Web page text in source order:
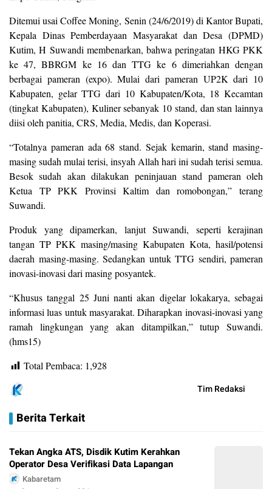
Ditemui usai Coffee Moning, Senin (24/6/2019) di Kantor Bupati,
Kepala Dinas Pemberdayaan Masyarakat dan Desa (DPMD)
Kutim, H Suwandi membenarkan, bahwa peringatan HKG PKK
ke 47, BBRGM ke 16 dan TTG ke 6 dimeriahkan dengan
berbagai pameran (expo). Mulai dari pameran UP2K dari 10
Kabupaten, gelar TTG dari 10 Kabupaten/Kota, 18 Kecamtan
(tingkat Kabupaten), Kuliner sebanyak 10 stand, dan stan lainnya
diisi oleh panitia, CRS, Media, Medis, dan Koperasi.
“Totalnya pameran ada 68 stand. Sejak kemarin, stand masing-
masing sudah mulai terisi, insyah Allah hari ini sudah terisi semua.
Besok sudah akan dilakukan peninjauan stand pameran oleh
Ketua TP PKK Provinsi Kaltim dan romobongan,” terang
Suwandi.
Produk yang dipamerkan, lanjut Suwandi, seperti kerajinan
tangan TP PKK masing/masing Kabupaten Kota, hasil/potensi
daerah masing-masing. Sedangkan untuk TTG sendiri, pameran
inovasi-inovasi dari masing posyantek.
“Khusus tanggal 25 Juni nanti akan digelar lokakarya, sebagai
informasi luas untuk masyarakat. Diharapkan inovasi-inovasi yang
ramah lingkungan yang akan ditampilkan,” tutup Suwandi.
(hms15)
Total Pembaca: 1,928
Tim Redaksi
Berita Terkait
Tekan Angka ATS, Disdik Kutim Kerahkan
Operator Desa Verifikasi Data Lapangan
Kabaretam